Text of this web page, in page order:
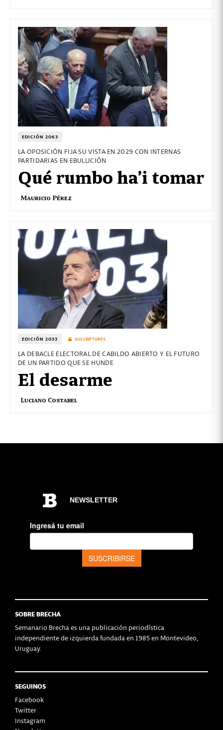
EDICIÓN 2063
LA OPOSICIÓN FIJA SU VISTA EN 2029 CON INTERNAS
PARTIDARIAS EN EBULLICIÓN
Qué rumbo ha’i tomar
Mauricio Pérez
EDICIÓN 2033 SUSCRIPTORES
LA DEBACLE ELECTORAL DE CABILDO ABIERTO Y EL FUTURO
DE UN PARTIDO QUE SE HUNDE
El desarme
Luciano Costabel
SOBRE BRECHA
Semanario Brecha es una publicación periodística
independiente de izquierda fundada en 1985 en Montevideo,
Uruguay.
SEGUINOS
Facebook
Twitter
Instagram